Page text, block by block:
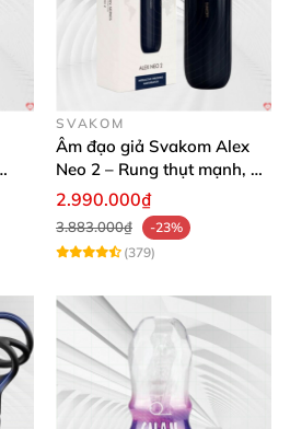
SVAKOM
Âm đạo giả Svakom Alex
Neo 2 – Rung thụt mạnh, đa
năng, cải tiến mới
2.990.000₫
3.883.000₫
-23%
(379)